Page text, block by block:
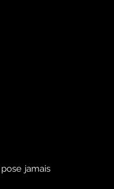
jamais